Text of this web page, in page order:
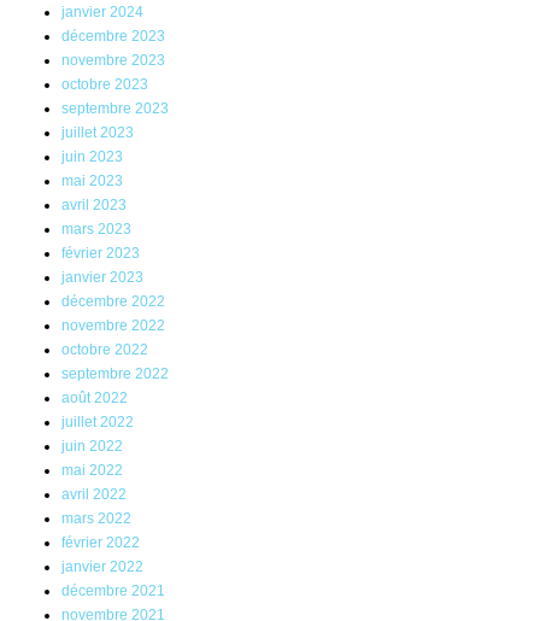
janvier 2024
décembre 2023
novembre 2023
octobre 2023
septembre 2023
juillet 2023
juin 2023
mai 2023
avril 2023
mars 2023
février 2023
janvier 2023
décembre 2022
novembre 2022
octobre 2022
septembre 2022
août 2022
juillet 2022
juin 2022
mai 2022
avril 2022
mars 2022
février 2022
janvier 2022
décembre 2021
novembre 2021